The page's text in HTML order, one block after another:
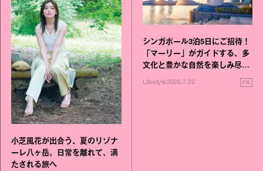
小芝風花が出合う、夏のリゾナ
ーレ八ヶ岳。日常を離れて、満
たされる旅へ
シンガポール3泊5日にご招待！
「マーリー」がガイドする、多
文化と豊かな自然を楽しみ尽く
Lifestyle2026.7.22 PR